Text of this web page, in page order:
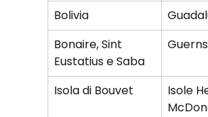
Bolivia
Bonaire, Sint
Eustatius e Saba
Isola di Bouvet
Isole